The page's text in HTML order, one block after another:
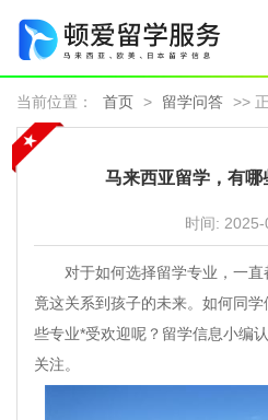
当前位置： 首页 > 留学问答 >>
马来西亚留学，有哪
时间:
对于如何选择留学专业，一直
竟这关系到孩子的未来。如何同
些专业*受欢迎呢？留学信息小编
关注。